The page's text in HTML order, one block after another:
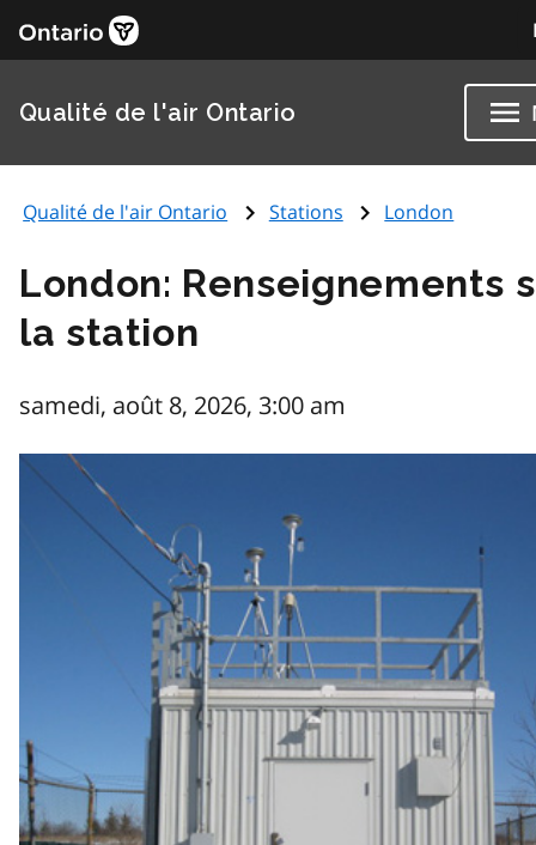
Qualité de l'air Ontario
Qualité de l'air Ontario Stations London
London: Renseignements
la station
samedi, août 8, 2026, 3:00 am